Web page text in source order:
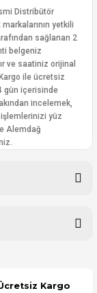
Distribütör
yetkili
sağlanan 2
belgeniz
ve saatiniz orijinal
ile ücretsiz
gün içerisinde
incelemek,
yüz
Alemdağ
Kargo